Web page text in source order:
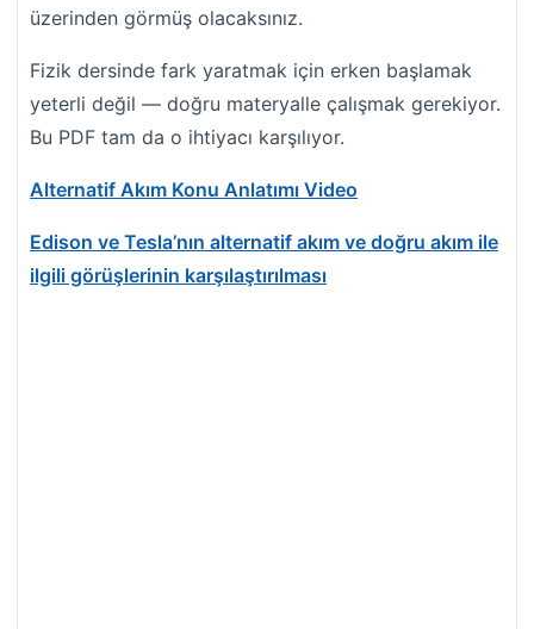
üzerinden görmüş olacaksınız.
Fizik dersinde fark yaratmak için erken başlamak
yeterli değil — doğru materyalle çalışmak gerekiyor.
Bu PDF tam da o ihtiyacı karşılıyor.
Alternatif Akım Konu Anlatımı Video
Edison ve Tesla’nın alternatif akım ve doğru akım ile
ilgili görüşlerinin karşılaştırılması